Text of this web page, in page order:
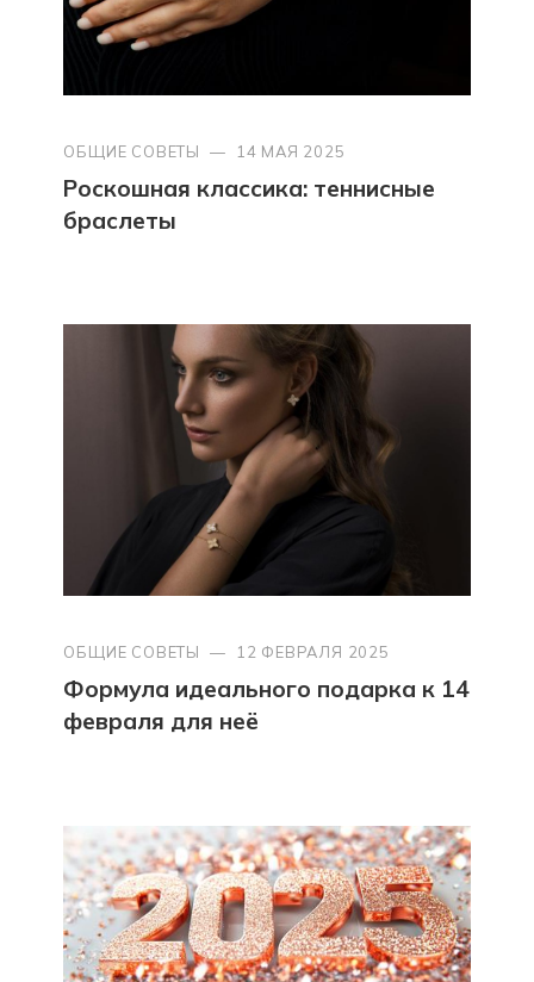
ОБЩИЕ СОВЕТЫ — 14 МАЯ 2025
Роскошная классика: теннисные
браслеты
ОБЩИЕ СОВЕТЫ — 12 ФЕВРАЛЯ 2025
Формула идеального подарка к 14
февраля для неё